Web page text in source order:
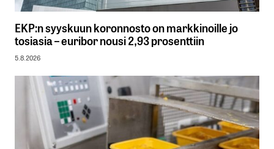
EKP:n syyskuun koronnosto on markkinoille jo
tosiasia – euribor nousi 2,93 prosenttiin
5.8.2026